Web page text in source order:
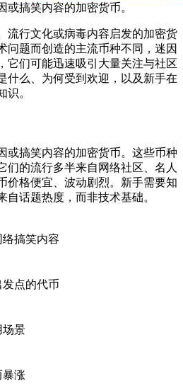
搞笑内容的加密货币。
流行文化或病毒内容启发的加密货
问题而创造的主流币种不同，迷因
它们可能迅速吸引大量关注与社区
什么、为何受到欢迎，以及新手在
识。
或搞笑内容的加密货币。这些币种
们的流行多半来自网络社区、名人
价格便宜、波动剧烈。新手需要知
话题热度，而非技术基础。
搞笑内容
发点的代币
场景
暴涨